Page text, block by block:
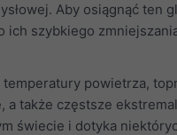
Aby osiągnąć ten
szybkiego
powietrza,
także częstsze
świecie i dotyka